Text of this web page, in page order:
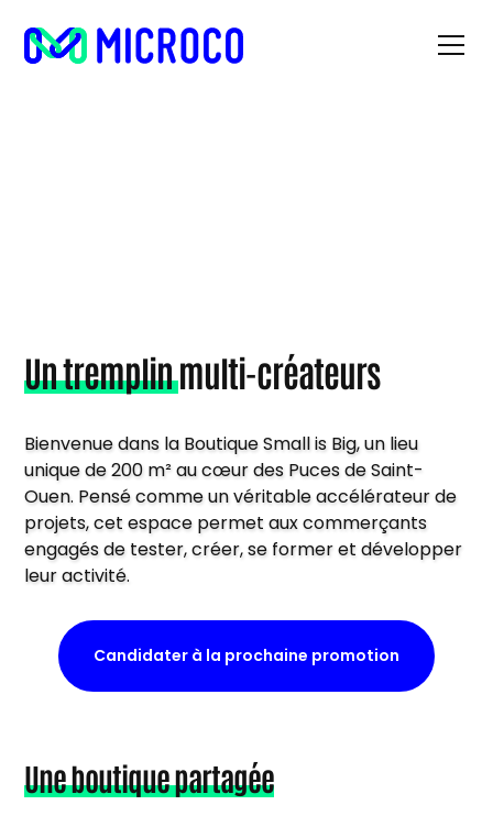
Un tremplinmulti-créateurs
Bienvenue dans la Boutique Small is Big, un lieu
unique de 200 m² au cœur des Puces de Saint-
Ouen. Pensé comme un véritable accélérateur de
projets, cet espace permet aux commerçants
engagés de tester, créer, se former et développer
leur activité.
Candidater à la prochaine promotion
Une boutique partagée